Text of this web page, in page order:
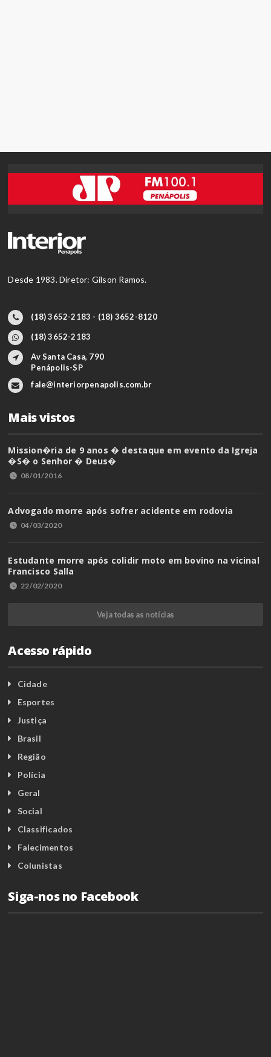
Desde 1983. Diretor: Gilson Ramos.
(18) 3652-2183 - (18) 3652-8120
(18) 3652-2183
Av Santa Casa, 790
Penápolis-SP
fale@interiorpenapolis.com.br
Mais vistos
Mission�ria de 9 anos � destaque em evento da Igreja
�S� o Senhor � Deus�
08/01/2016
Advogado morre após sofrer acidente em rodovia
04/03/2020
Estudante morre após colidir moto em bovino na vicinal
Francisco Salla
22/02/2020
Veja todas as notícias
Acesso rápido
Cidade
Esportes
Justiça
Brasil
Região
Polícia
Geral
Social
Classificados
Falecimentos
Colunistas
Siga-nos no Facebook